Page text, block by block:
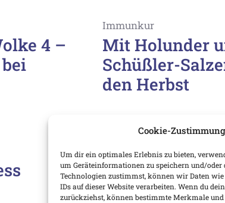
Cookie-
Um dir ein optimales Erlebnis zu bieten,
um Geräteinformationen zu speichern und/oder
Technologien zustimmst, können wir Daten
IDs auf dieser Website verarbeiten. Wenn du
zurückziehst, können bestimmte Merkmale
4 –
Immunkur
Mit Holunder
Schüßler-
den Herbst
Darm
Schüßler-
für Darm und